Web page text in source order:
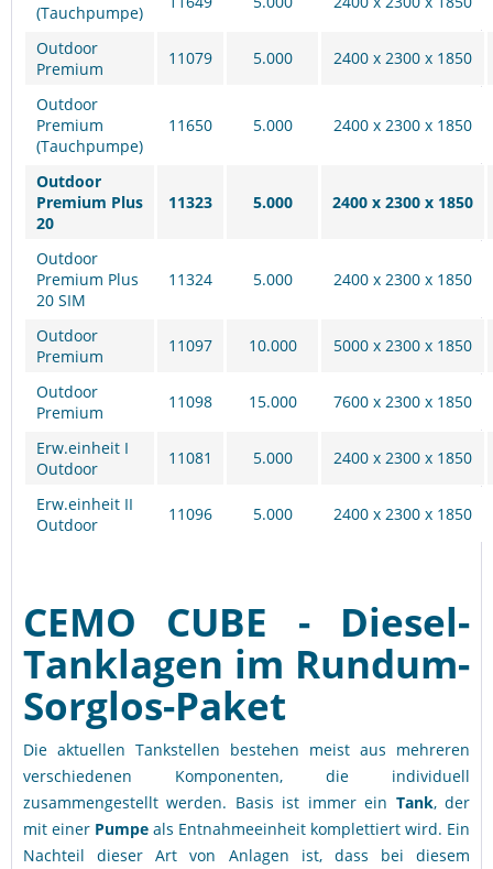
(Tauchpumpe)
Outdoor
Premium
11079 5.000 2400 x 2300 x 1850
Outdoor
Premium
(Tauchpumpe)
11650 5.000 2400 x 2300 x 1850
Outdoor
Premium Plus
20
11323 5.000 2400 x 2300 x 1850
Outdoor
Premium Plus
20 SIM
11324 5.000 2400 x 2300 x 1850
Outdoor
Premium
11097 10.000 5000 x 2300 x 1850
Outdoor
Premium
11098 15.000 7600 x 2300 x 1850
Erw.einheit I
Outdoor
11081 5.000 2400 x 2300 x 1850
Erw.einheit II
Outdoor
11096 5.000 2400 x 2300 x 1850
CEMO CUBE - Diesel-
Tanklagen im Rundum-
Sorglos-Paket
Die aktuellen Tankstellen bestehen meist aus mehreren
verschiedenen Komponenten, die individuell
zusammengestellt werden. Basis ist immer ein Tank, der
mit einer Pumpe als Entnahmeeinheit komplettiert wird. Ein
Nachteil dieser Art von Anlagen ist, dass bei diesem